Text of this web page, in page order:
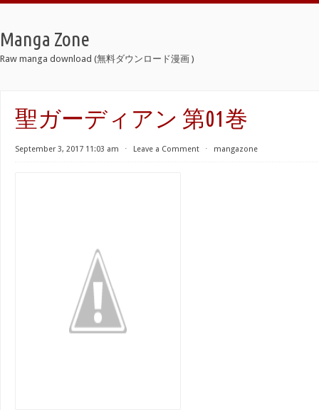
Manga Zone
Raw manga download (無料ダウンロード漫画 )
聖ガーディアン 第01巻
September 3, 2017 11:03 am ⋅ Leave a Comment ⋅ mangazone